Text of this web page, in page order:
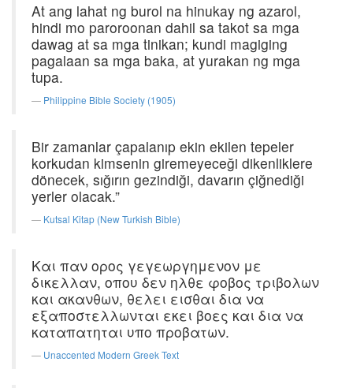
At ang lahat ng burol na hinukay ng azarol,
hindi mo paroroonan dahil sa takot sa mga
dawag at sa mga tinikan; kundi magiging
pagalaan sa mga baka, at yurakan ng mga
tupa.
Philippine Bible Society (1905)
Bir zamanlar çapalanıp ekin ekilen tepeler
korkudan kimsenin giremeyeceği dikenliklere
dönecek, sığırın gezindiği, davarın çiğnediği
yerler olacak.”
Kutsal Kitap (New Turkish Bible)
Και παν ορος γεγεωργημενον με
δικελλαν, οπου δεν ηλθε φοβος τριβολων
και ακανθων, θελει εισθαι δια να
εξαποστελλωνται εκει βοες και δια να
καταπατηται υπο προβατων.
Unaccented Modern Greek Text